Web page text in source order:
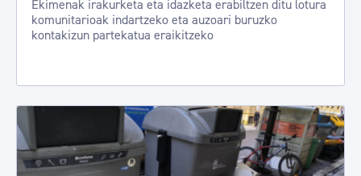
Ekimenak irakurketa eta idazketa erabiltzen ditu lotura
komunitarioak indartzeko eta auzoari buruzko
kontakizun partekatua eraikitzeko